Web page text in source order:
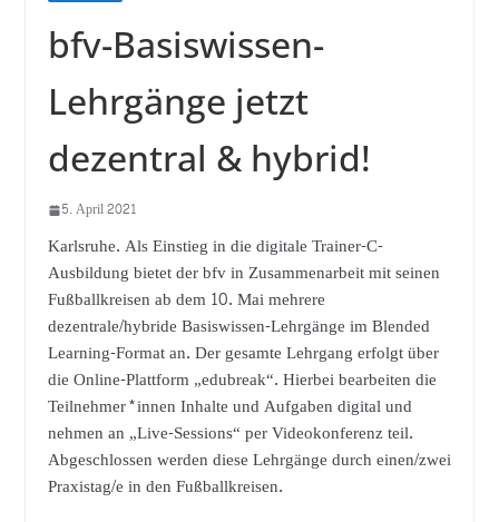
bfv-Basiswissen-
Lehrgänge jetzt
dezentral & hybrid!
5. April 2021
Karlsruhe. Als Einstieg in die digitale Trainer-C-
Ausbildung bietet der bfv in Zusammenarbeit mit seinen
Fußballkreisen ab dem 10. Mai mehrere
dezentrale/hybride Basiswissen-Lehrgänge im Blended
Learning-Format an. Der gesamte Lehrgang erfolgt über
die Online-Plattform „edubreak“. Hierbei bearbeiten die
Teilnehmer*innen Inhalte und Aufgaben digital und
nehmen an „Live-Sessions“ per Videokonferenz teil.
Abgeschlossen werden diese Lehrgänge durch einen/zwei
Praxistag/e in den Fußballkreisen.